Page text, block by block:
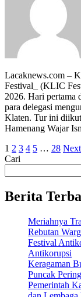
Lacaknews.com –
Festival_ (KLIC
2026. Hari pertama
para delegasi
Klaten. Tur ini
Hamenang Wajar
Paginasi
pos
1 2 3 4 5 … 28 Next
Cari
Berita
Meriahnya
Rebutan
Festival
Antikorupsi
Keragaman
Puncak
Pemerintah